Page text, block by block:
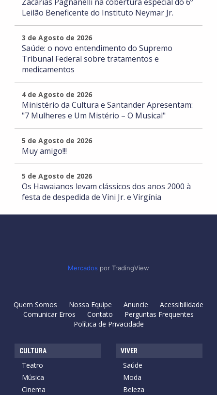
Leilão Beneficente do Instituto Neymar Jr.
3 de Agosto de 2026
Saúde: o novo entendimento do Supremo
Tribunal Federal sobre tratamentos e
medicamentos
4 de Agosto de 2026
Ministério da Cultura e Santander Apresentam:
"7 Mulheres e Um Mistério – O Musical"
5 de Agosto de 2026
Muy amigo!!!
5 de Agosto de 2026
Os Hawaianos levam clássicos dos anos 2000 à
festa de despedida de Vini Jr. e Virgínia
Mercados por TradingView
Quem Somos Nossa Equipe Anuncie
Acessibilidade
Comunicar Erros
Contato
Perguntas Frequentes
Política de Privacidade
CULTURA
Teatro
Música
Cinema
VIVER
Saúde
Moda
Beleza